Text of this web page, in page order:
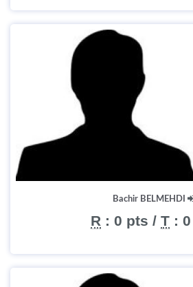
Bachir BELMEHDI
R : 0 pts / T :